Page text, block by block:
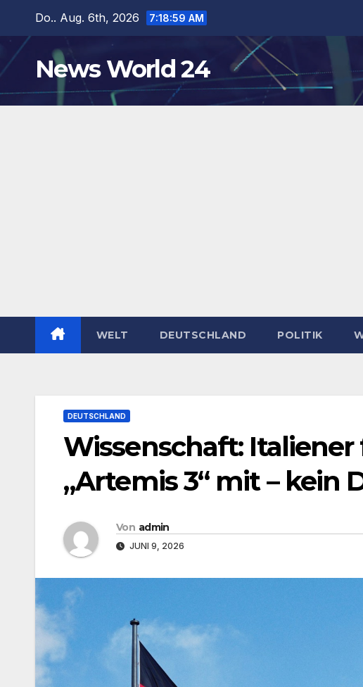
springen
Do.. Aug. 6th, 2026 7:19:00 AM
News World 24
WELT DEUTSCHLAND POLITIK
DEUTSCHLAND
Wissenschaft:
„Artemis 3“ mit – kein
Von admin
JUNI 9, 2026